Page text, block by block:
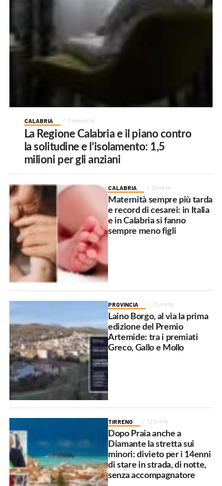
CALABRIA 11 minuti fa
La Regione Calabria e il piano contro
la solitudine e l’isolamento: 1,5
milioni per gli anziani
CALABRIA 11 ore fa
Maternità sempre più tarda
e record di cesarei: in Italia
e in Calabria si fanno
sempre meno figli
PROVINCIA 12 ore fa
Laino Borgo, al via la prima
edizione del Premio
Artemide: tra i premiati
Greco, Gallo e Mollo
TIRRENO 12 ore fa
Dopo Praia anche a
Diamante la stretta sui
minori: divieto per i 14enni
di stare in strada, di notte,
senza accompagnatore